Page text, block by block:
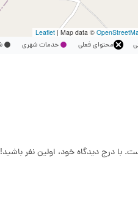
| Map data ©
محتوای فعلی خدمات شهری
با درج دیدگاه خود، اولین نفر باشید!